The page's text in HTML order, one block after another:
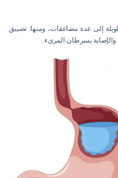
إلى عدة مضاعفات، ومنها: تضييق
والإصابة بسرطان المريء.